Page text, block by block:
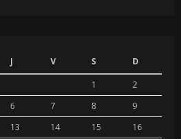
J V S
D
1
2
6 7 8
9
13 14 15
16